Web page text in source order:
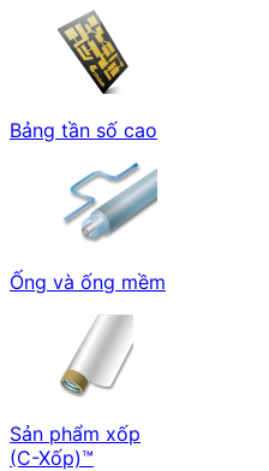
Bảng tần số cao
Ống và ống mềm
Sản phẩm xốp
(C-Xốp)™